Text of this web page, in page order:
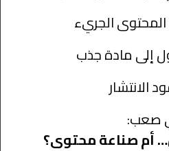
المحتوى الجريء
إلى مادة جذب
الانتشار
صعب:
أم صناعة محتوى؟